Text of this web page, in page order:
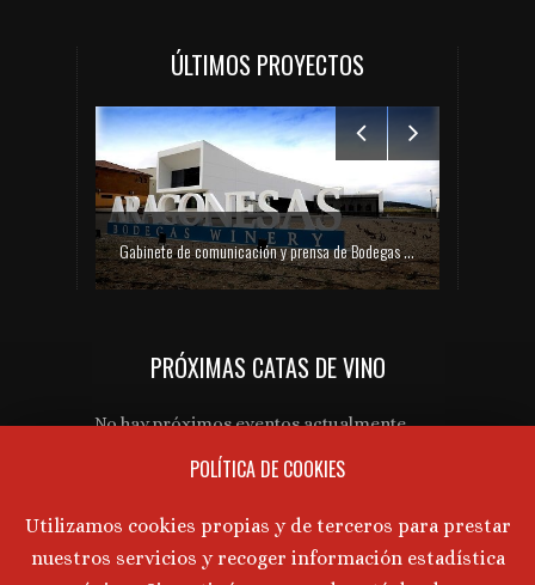
ÚLTIMOS PROYECTOS
Gabinete de comunicación y prensa de Bodegas Aragonesas – Nuevo espacio Terroir – Garnacha
PRÓXIMAS CATAS DE VINO
No hay próximos eventos actualmente.
AVISO LEGAL
Aviso Legal Política de Privacidad
POLÍTICA DE COOKIES
Utilizamos cookies propias y de terceros para prestar
nuestros servicios y recoger información estadística